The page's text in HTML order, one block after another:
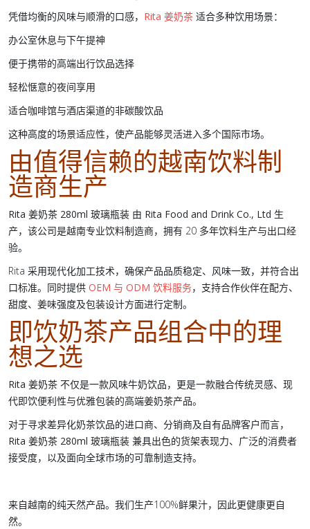
凭借均衡的风味与顺滑的口感， Rita 姜奶茶 适合多种饮用场景：
办公室休息与下午提神
便于携带的高端出行饮品选择
轻松惬意的夜间享用
适合咖啡馆与酒店渠道的非碳酸饮品
这种高度的场景适应性，使产品能够灵活进入多个国际市场。
由值得信赖的越南饮料制
造商生产
Rita 姜奶茶 280ml 玻璃瓶装 由 Rita Food and Drink Co., Ltd 生
产，该公司是越南专业饮料制造商，拥有 20 多年饮料生产与出口经
验。
Rita 采用现代化加工技术，确保产品品质稳定、风味一致，并符合出
口标准。同时提供 OEM 与 ODM 饮料服务，支持合作伙伴在配方、
甜度、姜味强度及包装设计方面进行定制。
即饮奶茶产品组合中的理
想之选
Rita 姜奶茶 不仅是一款风味牛奶饮品，更是一款融合传统灵感、现
代即饮便利性与优雅包装的高端姜奶茶产品。
对于寻求差异化奶茶饮品的进口商、分销商及自有品牌客户而言，
Rita 姜奶茶 280ml 玻璃瓶装 兼具出色的货架表现力、广泛的消费者
接受度，以及面向全球市场的可靠制造支持。
来自越南的纯天然产品。我们生产100%鲜果汁，因此更健康更自
然。